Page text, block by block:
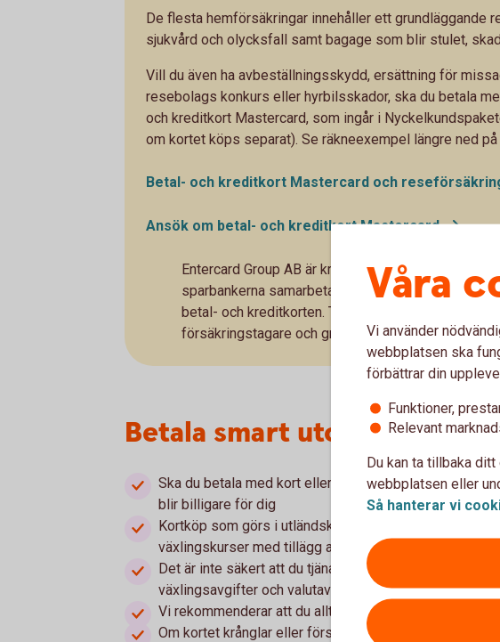
De flesta hemförsäkringar innehåller ett grundläggande
sjukvård och olycksfall samt bagage som blir stulet,
Vill du även ha avbeställningsskydd, ersättning för
resebolags konkurs eller hyrbilsskador, ska du betala
och kreditkort Mastercard, som ingår i
om kortet köps separat). Se räkneexempel längre ned på
Betal- och kreditkort Mastercard och
Ansök om betal- och kreditkortMastercard
Entercard Group AB är kreditgivare av betal- och
sparbankerna samarbetar med Entercard Group
betal- och kreditkorten. Trygg-Hansa är
försäkringstagare och gruppföreträdare.
Betala smart utomlands –
Ska du betala med kort eller ta ut pengar? Välj då alltid
blir billigare för dig
Kortköp som görs i utländsk valuta räknas om till
växlingskurser med tillägg av ett valutaväxlingspåslag
Det är inte säkert att du tjänar på att växla pengar
växlingsavgifter och valutaväxlingsavgifter hos olika
Vi rekommenderar att du alltid tar med fler än ett kort
Om kortet krånglar eller försvinner kan du enkelt
Våra
Vi använder
webbplatsen ska
förbättrar din
Funktioner,
Relevant
Du kan ta tillbaka
webbplatsen eller
Så hanterar vi